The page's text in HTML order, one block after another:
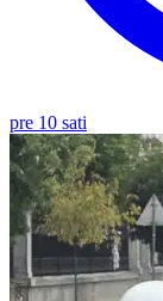
pre 10 sati